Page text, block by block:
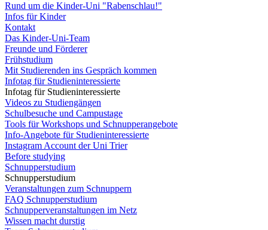
Rund um die Kinder-Uni "Rabenschlau!"
Infos für Kinder
Kontakt
Das Kinder-Uni-Team
Freunde und Förderer
Frühstudium
Mit Studierenden ins Gespräch kommen
Infotag für Studieninteressierte
Infotag für Studieninteressierte
Videos zu Studiengängen
Schulbesuche und Campustage
Tools für Workshops und Schnupperangebote
Info-Angebote für Studieninteressierte
Instagram Account der Uni Trier
Before studying
Schnupperstudium
Schnupperstudium
Veranstaltungen zum Schnuppern
FAQ Schnupperstudium
Schnupperveranstaltungen im Netz
Wissen macht durstig